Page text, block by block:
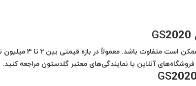
است متفاوت باشد. معمولاًدر بازه قیمتی بین 2 تا 3 میلیون تومان
آنلاین یا نمایندگی‌های معتبر گلدستون مراجعه کنید.